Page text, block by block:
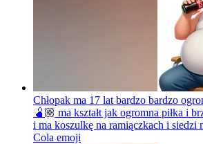
Chłopak ma 17 lat bardzo bardzo
🫄🏼 ma kształt jak ogromna piłka i
i ma koszulkę na ramiączkach i siedzi
Cola emoji